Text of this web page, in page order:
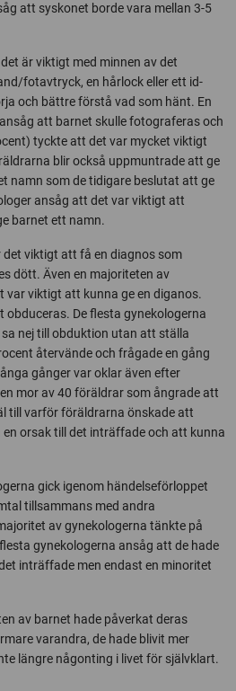
att syskonet borde vara mellan 3-5
är viktigt med minnen av det
fotavtryck, en hårlock eller ett id-
och bättre förstå vad som hänt. En
att barnet skulle fotograferas och
tyckte att det var mycket viktigt
blir också uppmuntrade att ge
namn som de tidigare beslutat att ge
ansåg att det var viktigt att
barnet ett namn.
viktigt att få en diagnos som
dött. Även en majoriteten av
var viktigt att kunna ge en diganos.
De flesta gynekologerna
nej till obduktion utan att ställa
återvände och frågade en gång
gånger var oklar även efter
mor av 40 föräldrar som ångrade att
till varför föräldrarna önskade att
orsak till det inträffade och att kunna
gick igenom händelseförloppet
tillsammans med andra
av gynekologerna tänkte på
gynekologerna ansåg att de hade
inträffade men endast en minoritet
av barnet hade påverkat deras
varandra, de hade blivit mer
längre någonting i livet för självklart.